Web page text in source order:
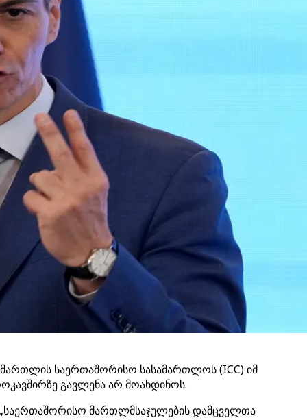
საერთაშორისო სასამართლოს (ICC) იმ
გავლენა არ მოახდინოს.
„საერთაშორისო მართლმსაჯულების დამცველთა